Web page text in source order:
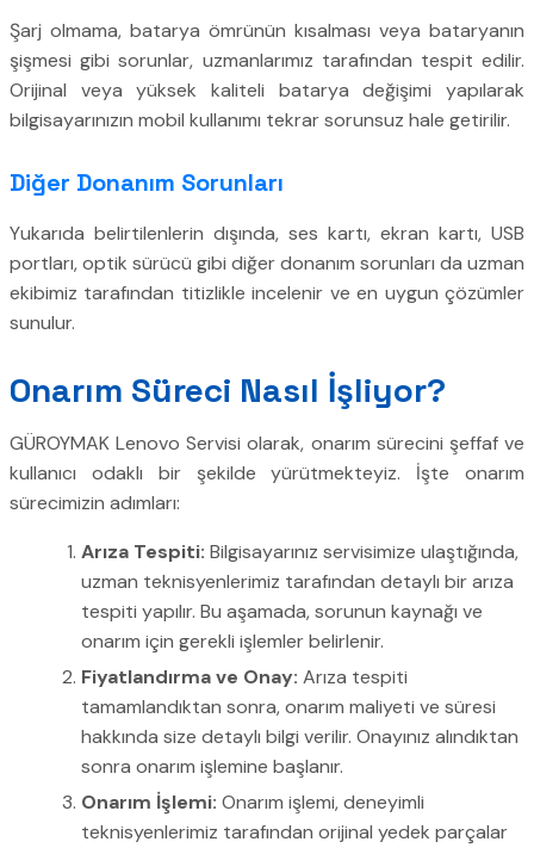
Şarj olmama, batarya ömrünün kısalması veya bataryanın
şişmesi gibi sorunlar, uzmanlarımız tarafından tespit edilir.
Orijinal veya yüksek kaliteli batarya değişimi yapılarak
bilgisayarınızın mobil kullanımı tekrar sorunsuz hale getirilir.
Diğer Donanım Sorunları
Yukarıda belirtilenlerin dışında, ses kartı, ekran kartı, USB
portları, optik sürücü gibi diğer donanım sorunları da uzman
ekibimiz tarafından titizlikle incelenir ve en uygun çözümler
sunulur.
Onarım Süreci Nasıl İşliyor?
GÜROYMAK Lenovo Servisi olarak, onarım sürecini şeffaf ve
kullanıcı odaklı bir şekilde yürütmekteyiz. İşte onarım
sürecimizin adımları:
Arıza Tespiti: Bilgisayarınız servisimize ulaştığında,
uzman teknisyenlerimiz tarafından detaylı bir arıza
tespiti yapılır. Bu aşamada, sorunun kaynağı ve
onarım için gerekli işlemler belirlenir.
Fiyatlandırma ve Onay: Arıza tespiti
tamamlandıktan sonra, onarım maliyeti ve süresi
hakkında size detaylı bilgi verilir. Onayınız alındıktan
sonra onarım işlemine başlanır.
Onarım İşlemi: Onarım işlemi, deneyimli
teknisyenlerimiz tarafından orijinal yedek parçalar